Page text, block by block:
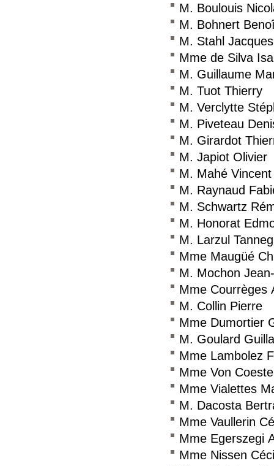
M. Boulouis
M. Bohnert
M. Stahl
Mme de Silva
M. Guillaume
M. Tuot Thierry
M. Verclytte
M. Piveteau
M. Girardot
M. Japiot Olivier
M. Mahé Vincent
M. Raynaud
M. Schwartz
M. Honorat
M. Larzul
Mme Maugüé
M. Mochon
Mme Courrèges
M. Collin Pierre
Mme Dumortier
M. Goulard
Mme Lambolez
Mme Von
Mme Vialettes
M. Dacosta
Mme Vaullerin
Mme Egerszegi
Mme Nissen